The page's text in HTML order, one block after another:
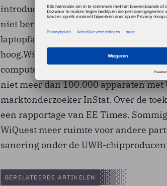
introductie. Ook werd de beloofde
niet bereikt. Verder verbruikten de
laptopfabrikanten als maximumeis
hoog.WiQuest leverde de eerste
computerfabrikanten die de
niet meer dan 100.000 apparaten
marktonderzoeker InStat. Over de
een rapportage van EE Times.
WiQuest meer ruimte voor andere
sanering onder de UWB-
GERELATEERDE ARTIKELEN